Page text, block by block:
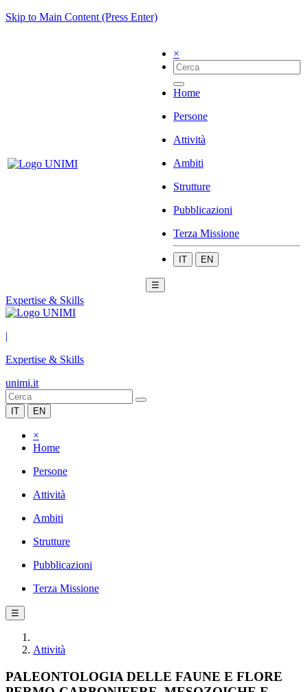
Skip to Main Content (Press Enter)
×
Home
Persone
Attività
Ambiti
Strutture
Pubblicazioni
Terza Missione
IT EN
☰
Expertise & Skills
|
Expertise & Skills
unimi.it
IT EN
×
Home
Persone
Attività
Ambiti
Strutture
Pubblicazioni
Terza Missione
☰
Attività
PALEONTOLOGIA DELLE FAUNE E FLORE